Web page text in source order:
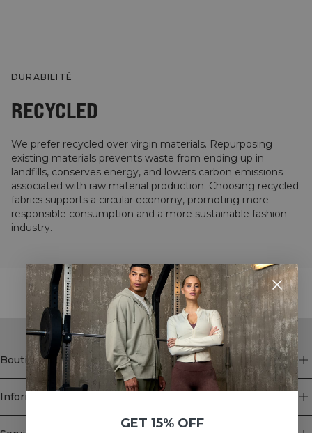
DURABILITÉ
RECYCLED
We prefer recycled over virgin materials. Repurposing
existing materials prevents waste from ending up in
landfills, conserves energy, and lowers carbon emissions
associated with raw material production. Choosing recycled
fabrics supports a circular economy, promoting more
responsible consumption and a more sustainable fashion
industry.
STYLE WITH
Boutique
Information
GET 15% OFF